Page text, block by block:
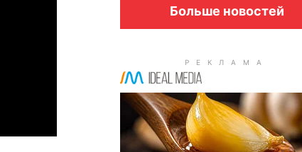
Больше новостей